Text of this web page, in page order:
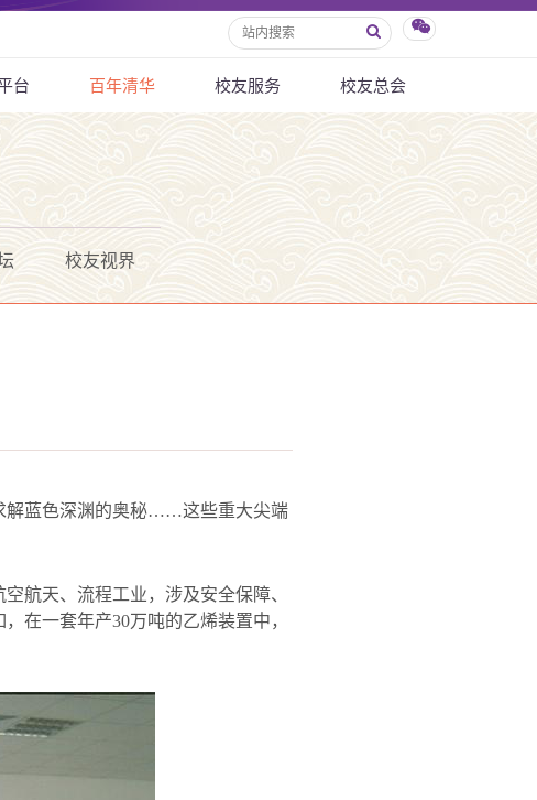
台 百年清华 校友服务 校友总会
校友视界
解蓝色深渊的奥秘……这些重大尖端
航天、流程工业，涉及安全保障、
，在一套年产30万吨的乙烯装置中，